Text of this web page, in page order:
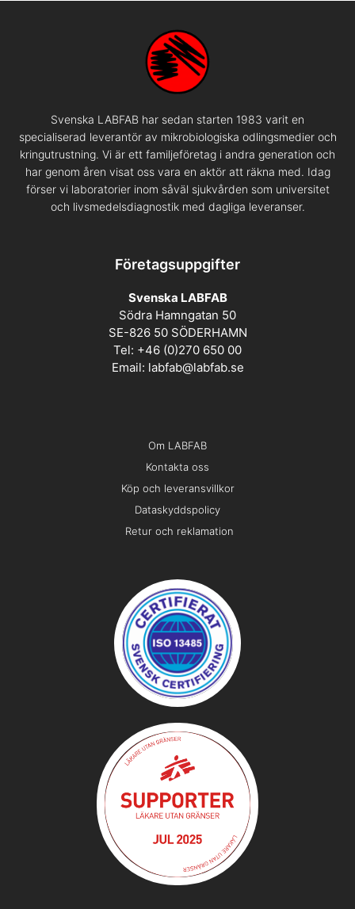
Svenska LABFAB har sedan starten 1983 varit en
specialiserad leverantör av mikrobiologiska odlingsmedier och
kringutrustning. Vi är ett familjeföretag i andra generation och
har genom åren visat oss vara en aktör att räkna med. Idag
förser vi laboratorier inom såväl sjukvården som universitet
och livsmedelsdiagnostik med dagliga leveranser.
Företagsuppgifter
Svenska LABFAB
Södra Hamngatan 50
SE-826 50 SÖDERHAMN
Tel: +46 (0)270 650 00
Email: labfab@labfab.se
Om LABFAB
Kontakta oss
Köp och leveransvillkor
Dataskyddspolicy
Retur och reklamation